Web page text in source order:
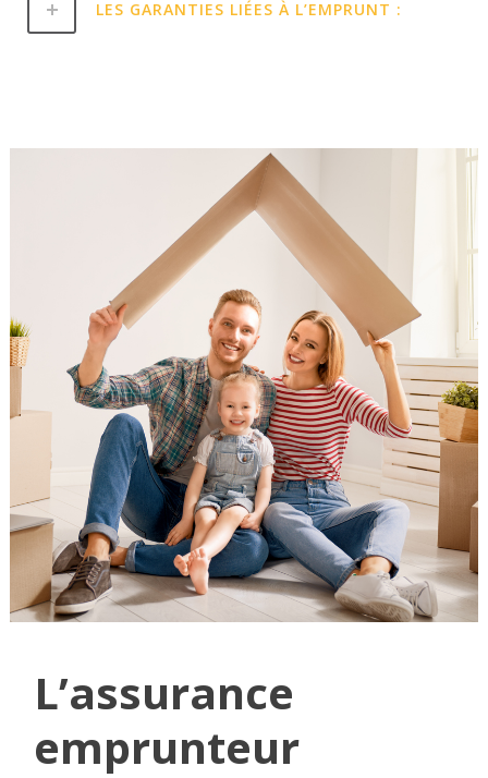
LES GARANTIES LIÉES À L’EMPRUNT :
L’assurance
emprunteur